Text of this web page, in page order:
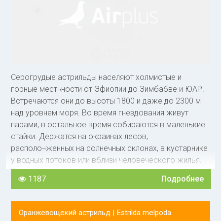
Серогрудые астрильды населяют холмистые и
горные мест¬ности от Эфиопии до Зимбабве и ЮАР.
Встречаются они до высоты 1800 и даже до 2300 м
над уровнем моря. Во время гнездования живут
парами, в остальное время собираются в маленькие
стайки. Держатся на окраинах лесов,
располо¬женных на солнечных склонах, в кустарнике
у водных потоков или вблизи человеческого жилья.
Гнезда строят в кустарнике или в ветвях деревьев на
высоте от 2,5 до 5 м. Шарообразные или
летком плетут из трав и выстилают мягкими
Подробнее
1187
Оранжевощекий астрильд | Estrilda melpoda